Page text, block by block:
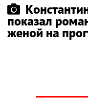
показал
женой на